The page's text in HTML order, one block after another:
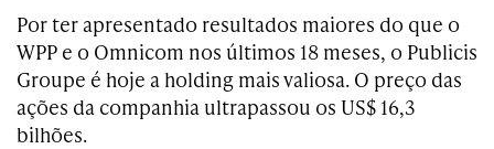
Por ter apresentado resultados maiores do que o
WPP e o Omnicom nos últimos 18 meses, o Publicis
Groupe é hoje a holding mais valiosa. O preço das
ações da companhia ultrapassou os US$ 16,3
bilhões.